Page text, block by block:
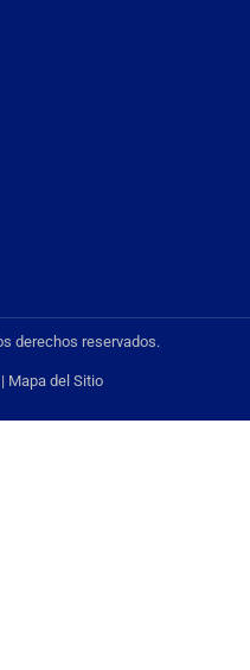
derechos reservados.
Mapa del Sitio